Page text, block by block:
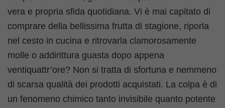
vera e propria sfida quotidiana. Vi è mai capitato di
comprare della bellissima frutta di stagione, riporla
nel cesto in cucina e ritrovarla clamorosamente
molle o addirittura guasta dopo appena
ventiquattr’ore? Non si tratta di sfortuna e nemmeno
di scarsa qualità dei prodotti acquistati. La colpa è di
un fenomeno chimico tanto invisibile quanto potente